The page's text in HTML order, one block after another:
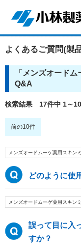
よくあるご質問(製
「 メンズオードム
Q&A
検索結果 17件中 1～
前の10件
メンズオードムーゲ薬用スキン
どのように使
メンズオードムーゲ薬用スキン
誤って目に入
すか？